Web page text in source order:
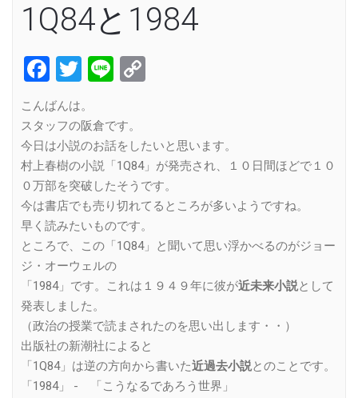
1Q84と1984
Facebook
Twitter
Line
こんばんは。
スタッフの阪倉です。
今日は小説のお話をしたいと思います。
村上春樹の小説「1Q84」が発売され、１０日間ほどで１０
０万部を突破したそうです。
今は書店でも売り切れてるところが多いようですね。
早く読みたいものです。
ところで、この「1Q84」と聞いて思い浮かべるのがジョー
ジ・オーウェルの
「1984」です。これは１９４９年に彼が近未来小説として
発表しました。
（政治の授業で読まされたのを思い出します・・）
出版社の新潮社によると
「1Q84」は逆の方向から書いた近過去小説とのことです。
「1984」 - 「こうなるであろう世界」